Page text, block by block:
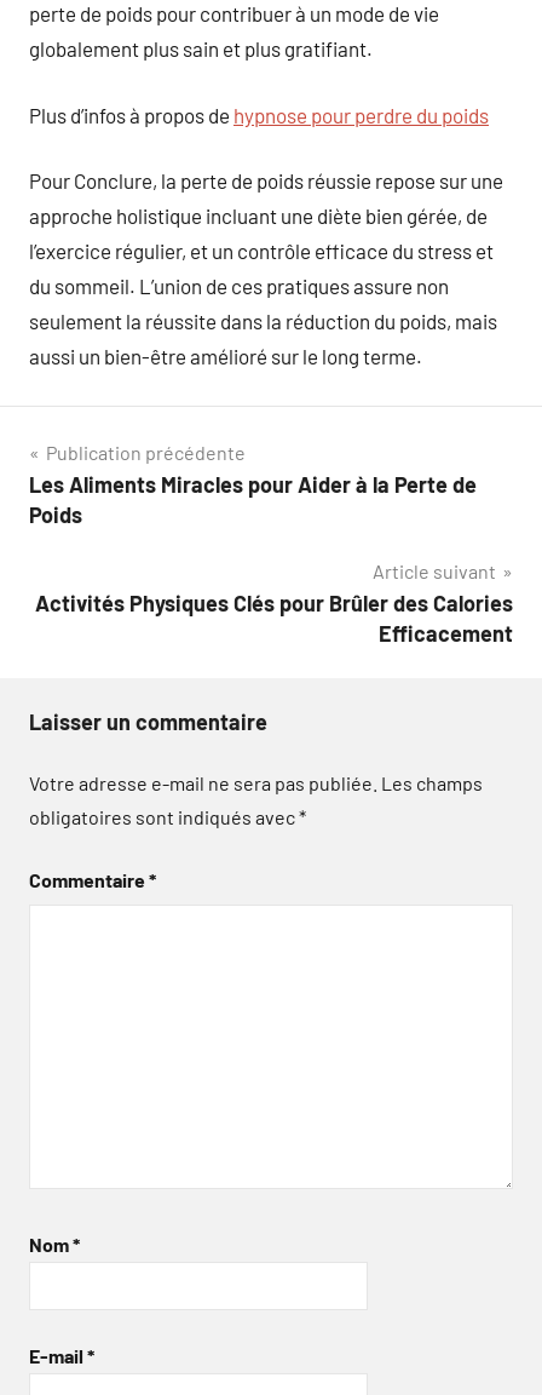
perte de poids pour contribuer à un mode de vie
globalement plus sain et plus gratifiant.
Plus d’infos à propos de hypnose pour perdre du poids
Pour Conclure, la perte de poids réussie repose sur une
approche holistique incluant une diète bien gérée, de
l’exercice régulier, et un contrôle efficace du stress et
du sommeil. L’union de ces pratiques assure non
seulement la réussite dans la réduction du poids, mais
aussi un bien-être amélioré sur le long terme.
Navigation
de
Publication précédente
Les Aliments Miracles pour Aider à la Perte de
Poids
Article suivant
Activités Physiques Clés pour Brûler des Calories
Efficacement
Laisser un commentaire
Votre adresse e-mail ne sera pas publiée. Les champs
obligatoires sont indiqués avec*
Commentaire*
Nom*
E-mail *